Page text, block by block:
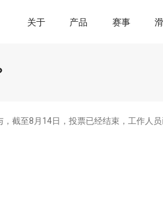
关于 产品 赛事
截至8月14日，投票已经结束，工作人